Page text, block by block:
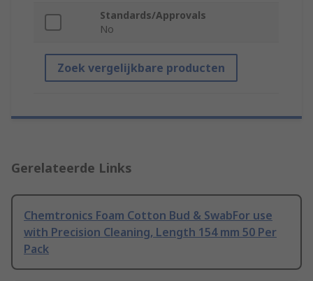
Standards/Approvals
No
Zoek vergelijkbare producten
Gerelateerde Links
Chemtronics Foam Cotton Bud & SwabFor use
with Precision Cleaning, Length 154 mm 50 Per
Pack